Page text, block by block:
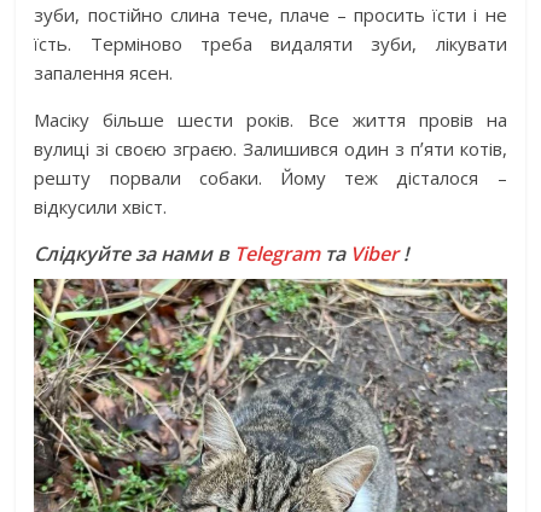
зуби, постійно слина тече, плаче – просить їсти і не
їсть. Терміново треба видаляти зуби, лікувати
запалення ясен.
Масіку більше шести років. Все життя провів на
вулиці зі своєю зграєю. Залишився один з пʼяти котів,
решту порвали собаки. Йому теж дісталося –
відкусили хвіст.
Слідкуйте за нами в Telegramта Viber!